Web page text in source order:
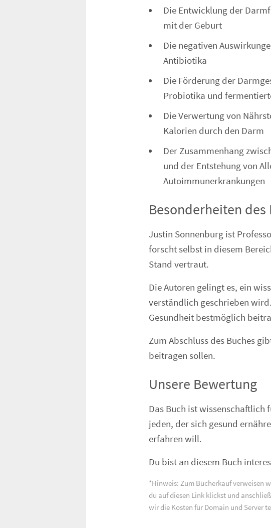
Die Entwicklung der
mit der Geburt
Die negativen
Antibiotika
Die Förderung der
Probiotika und
Die Verwertung von
Kalorien durch den Darm
Der Zusammenhang
und der Entstehung von
Autoimmunerkrankungen
Besonderheiten des
Justin Sonnenburg ist
forscht selbst in diesem
Stand vertraut.
Die Autoren gelingt es, ein
verständlich geschrieben
Gesundheit bestmöglich
Zum Abschluss des Buches
beitragen sollen.
Unsere Bewertung
Das Buch ist
jeden, der sich gesund
erfahren will.
Du bist an diesem Buch
*Hinweis: Zum Bücherkauf verweisen
du auf diesen Link klickst und
wir die Kosten für Domain und Server